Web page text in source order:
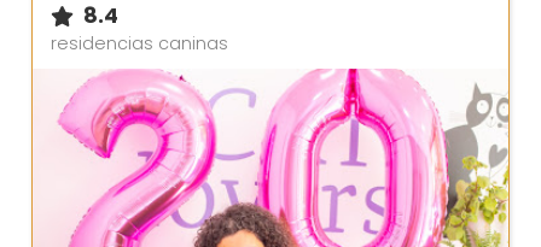
8.4
residencias caninas